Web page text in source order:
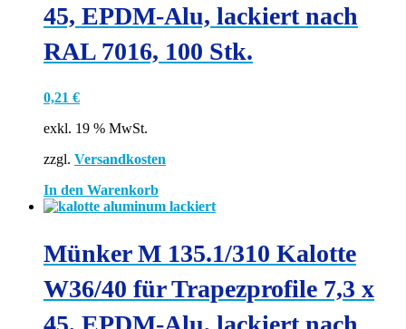
45, EPDM-Alu, lackiert nach
RAL 7016, 100 Stk.
0,21 €
exkl. 19 % MwSt.
zzgl. Versandkosten
In den Warenkorb
Münker M 135.1/310 Kalotte
W36/40 für Trapezprofile 7,3 x